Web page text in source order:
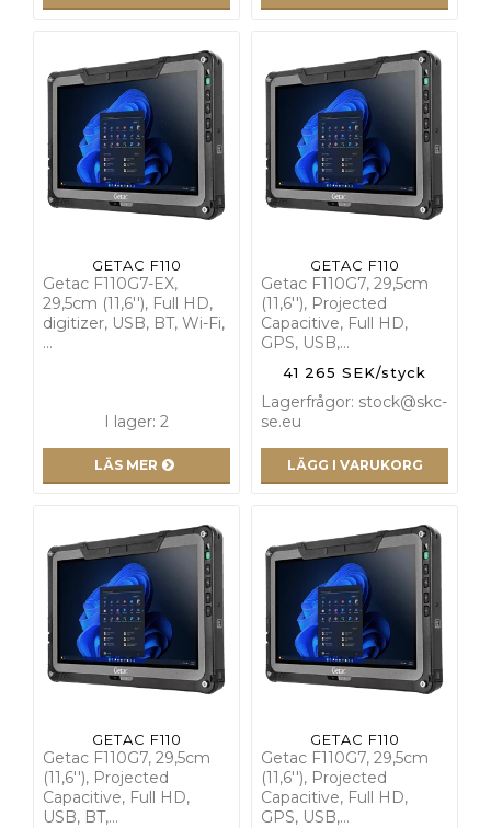
GETAC F110
Getac F110G7-EX,
29,5cm (11,6''), Full HD,
digitizer, USB, BT, Wi-Fi,
…
I lager: 2
LÄS MER
GETAC F110
Getac F110G7, 29,5cm
(11,6''), Projected
Capacitive, Full HD,
GPS, USB,…
41 265 SEK/styck
Lagerfrågor: stock@skc-
se.eu
LÄGG I VARUKORG
GETAC F110
Getac F110G7, 29,5cm
(11,6''), Projected
Capacitive, Full HD,
USB, BT,…
GETAC F110
Getac F110G7, 29,5cm
(11,6''), Projected
Capacitive, Full HD,
GPS, USB,…